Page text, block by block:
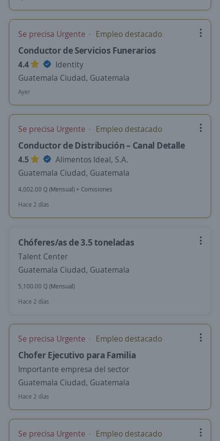
Se precisa Urgente Empleo destacado
Conductor de Servicios Funerarios
4.4
Identity
Guatemala Ciudad, Guatemala
Ayer
Se precisa Urgente Empleo destacado
Conductor de Distribución – Canal Detalle
4.5
Alimentos Ideal, S.A.
Guatemala Ciudad, Guatemala
4,002.00 Q (Mensual) + Comisiones
Hace 2 días
Chóferes/as de 3.5 toneladas
Talent Center
Guatemala Ciudad, Guatemala
5,100.00 Q (Mensual)
Hace 2 días
Se precisa Urgente Empleo destacado
Chofer Ejecutivo para Familia
Importante empresa del sector
Guatemala Ciudad, Guatemala
Hace 2 días
Se precisa Urgente Empleo destacado